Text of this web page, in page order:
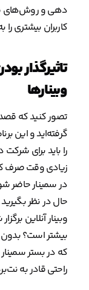
دهی و روش‌های
کاربران بیشتری
تاثیرگذار
وبینارها
تصور کنید که
گرفته‌اید و این
را باید برای
زیادی وقت صرف
در سمینار حاضر
حال در نظر
وبینار آنلاین
بیشتر است؟
که در بستر
راحتی قادر به